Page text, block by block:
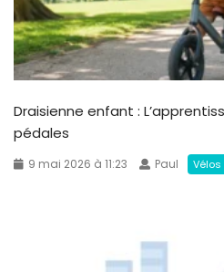
Draisienne enfant :
pédales
9 mai 2026 à 11:23 Paul